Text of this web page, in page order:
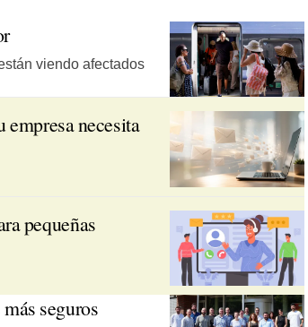
viendo afectados
empresa necesita
pequeñas
seguros